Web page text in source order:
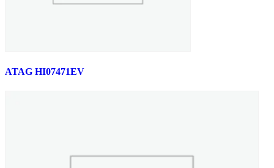
ATAG HI07471EV